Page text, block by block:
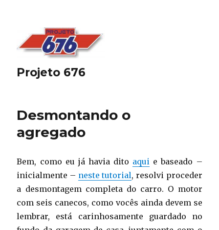
Projeto 676
Desmontando o
agregado
Bem, como eu já havia dito aqui e baseado –
inicialmente – neste tutorial, resolvi proceder
a desmontagem completa do carro. O motor
com seis canecos, como vocês ainda devem se
lembrar, está carinhosamente guardado no